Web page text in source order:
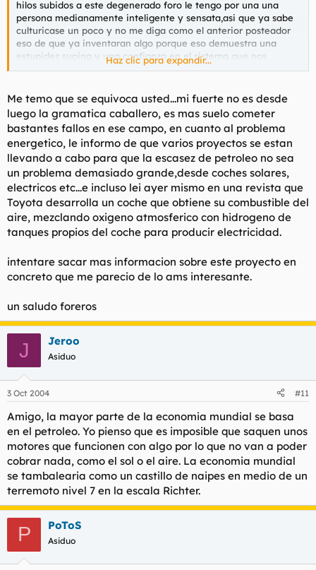
hilos subidos a este degenerado foro le tengo por una una
persona medianamente inteligente y sensata,asi que ya sabe
culturicase un poco y no me diga como el anterior posteador
eso de que ya inventaran algo porque eso demuestra una
estupidez supina y una confianza en el sistema que nos
gobierna que roza la demencia.
Haz clic para expandir...
Me temo que se equivoca usted...mi fuerte no es desde
luego la gramatica caballero, es mas suelo cometer
bastantes fallos en ese campo, en cuanto al problema
energetico, le informo de que varios proyectos se estan
llevando a cabo para que la escasez de petroleo no sea
un problema demasiado grande,desde coches solares,
electricos etc...e incluso lei ayer mismo en una revista que
Toyota desarrolla un coche que obtiene su combustible del
aire, mezclando oxigeno atmosferico con hidrogeno de
tanques propios del coche para producir electricidad.
intentare sacar mas informacion sobre este proyecto en
concreto que me parecio de lo ams interesante.
un saludo foreros
J Jeroo
Asiduo
3 Oct 2004 #11
Amigo, la mayor parte de la economia mundial se basa
en el petroleo. Yo pienso que es imposible que saquen unos
motores que funcionen con algo por lo que no van a poder
cobrar nada, como el sol o el aire. La economia mundial
se tambalearia como un castillo de naipes en medio de un
terremoto nivel 7 en la escala Richter.
P PoToS
Asiduo